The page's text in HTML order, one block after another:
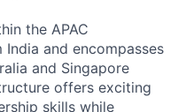
the APAC
and encompasses
and Singapore
offers exciting
skills while